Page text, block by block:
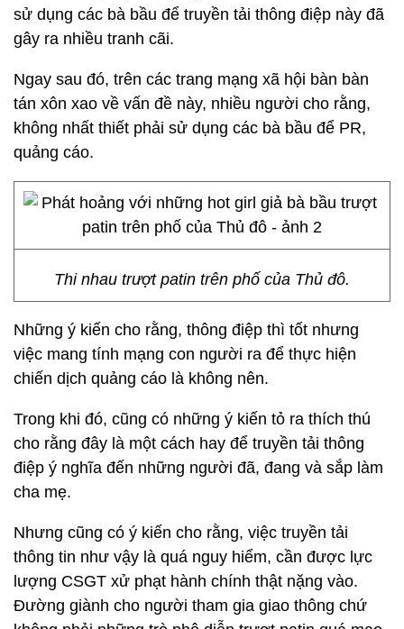
sử dụng các bà bầu để truyền tải thông điệp này đã
gây ra nhiều tranh cãi.
Ngay sau đó, trên các trang mạng xã hội bàn bàn
tán xôn xao về vấn đề này, nhiều người cho rằng,
không nhất thiết phải sử dụng các bà bầu để PR,
quảng cáo.
Thi nhau trượt patin trên phố của Thủ đô.
Những ý kiến cho rằng, thông điệp thì tốt nhưng
việc mang tính mạng con người ra để thực hiện
chiến dịch quảng cáo là không nên.
Trong khi đó, cũng có những ý kiến tỏ ra thích thú
cho rằng đây là một cách hay để truyền tải thông
điệp ý nghĩa đến những người đã, đang và sắp làm
cha mẹ.
Nhưng cũng có ý kiến cho rằng, việc truyền tải
thông tin như vậy là quá nguy hiểm, cần được lực
lượng CSGT xử phạt hành chính thật nặng vào.
Đường giành cho người tham gia giao thông chứ